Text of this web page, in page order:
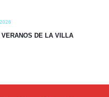
DE LA VILLA